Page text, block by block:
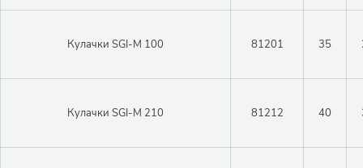
Кулачки SGI-M 100 81201 35
Кулачки SGI-M 210 81212 40